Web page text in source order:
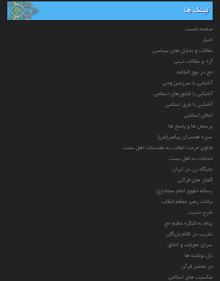
لینک ها
صفحه نخست
اخبار
مقالات و تحلیل های سیاسی
آراء و مقالات دینی
حج در نهج البلاغه
آشنایی با سرزمین وحی
آشنایی با کشورهای اسلامی
آشنایی با فرق اسلامی
اماکن اسلامی
پرسش ها و پاسخ ها
سیره همسران پیامبر(ص)
فتاوی حرمت اهانت به مقدسات اهل سنت
خدمات به اهل سنت
جایگاه زن در ایران
گفتار های قرآنی
رساله حقوق امام سجاد(ع)
بیانات رهبر معظم انقلاب
شرح حدیث
پیام به کنگره عظیم حج
تقریب در کلام بزرگان
سرای معرفت و اخلاق
دل نوشته ها
در محضر قرآن
مناسبت های اسلامی